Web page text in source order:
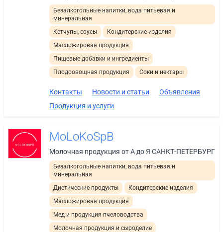
Безалкогольные напитки, вода питьевая и
минеральная
Кетчупы, соусы
Кондитерские изделия
Масложировая продукция
Пищевые добавки и ингредиенты
Плодоовощная продукция
Соки и нектары
Контакты Новости и статьи
Объявления
Продукция и услуги
MoLoKoSpB
Молочная продукция от А до Я САНКТ-ПЕТЕРБУРГ
Безалкогольные напитки, вода питьевая и
минеральная
Диетические продукты
Кондитерские изделия
Масложировая продукция
Мед и продукция пчеловодства
Молочная продукция и сыроделие